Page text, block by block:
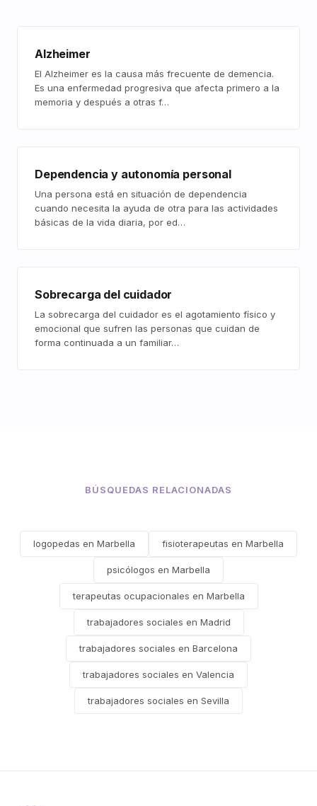
Alzheimer
El Alzheimer es la causa más frecuente de demencia.
Es una enfermedad progresiva que afecta primero a la
memoria y después a otras f…
Dependencia y autonomía personal
Una persona está en situación de dependencia
cuando necesita la ayuda de otra para las actividades
básicas de la vida diaria, por ed…
Sobrecarga del cuidador
La sobrecarga del cuidador es el agotamiento físico y
emocional que sufren las personas que cuidan de
forma continuada a un familiar…
BÚSQUEDAS RELACIONADAS
logopedas en Marbella fisioterapeutas en Marbella
psicólogos en Marbella
terapeutas ocupacionales en Marbella
trabajadores sociales en Madrid
trabajadores sociales en Barcelona
trabajadores sociales en Valencia
trabajadores sociales en Sevilla